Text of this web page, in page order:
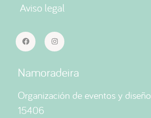
Aviso legal
Namoradeira
Organización de eventos y diseño
15406